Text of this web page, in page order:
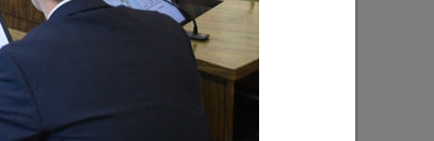
Ильсур Метшин о строительстве